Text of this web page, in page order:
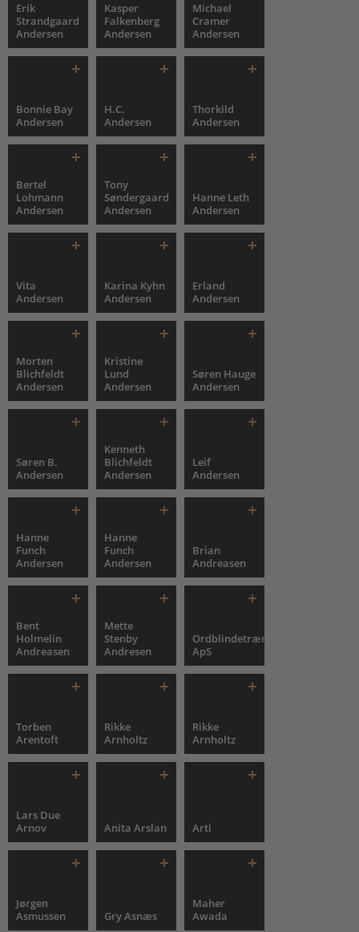
Erik
Strandgaard
Andersen
Kasper
Falkenberg
Andersen
Michael
Cramer
Andersen
Bonnie Bay
Andersen
H.C.
Andersen
Thorkild
Andersen
Bertel
Lohmann
Andersen
Tony
Søndergaard
Andersen
Hanne Leth
Andersen
Vita
Andersen
Karina Kyhn
Andersen
Erland
Andersen
Morten
Blichfeldt
Andersen
Kristine
Lund
Andersen
Søren Hauge
Andersen
Søren B.
Andersen
Kenneth
Blichfeldt
Andersen
Leif
Andersen
Hanne
Funch
Andersen
Hanne
Funch
Andersen
Brian
Andreasen
Bent
Holmelin
Andreasen
Mette
Stenby
Andresen
Ordblindetræning
ApS
Torben
Arentoft
Rikke
Arnholtz
Rikke
Arnholtz
Lars Due
Arnov
Anita Arslan Arti
Jørgen
Asmussen
Gry Asnæs
Maher
Awada